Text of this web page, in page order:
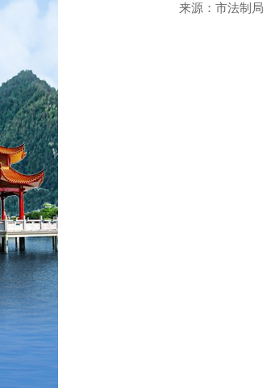
来源：市法制局